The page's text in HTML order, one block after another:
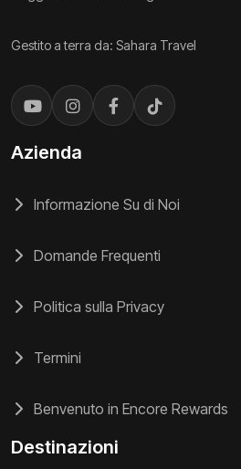
Gestito a terra da: Sahara Travel
Azienda
Informazione Su di Noi
Domande Frequenti
Politica sulla Privacy
Termini
Benvenuto in Encore Rewards
Destinazioni